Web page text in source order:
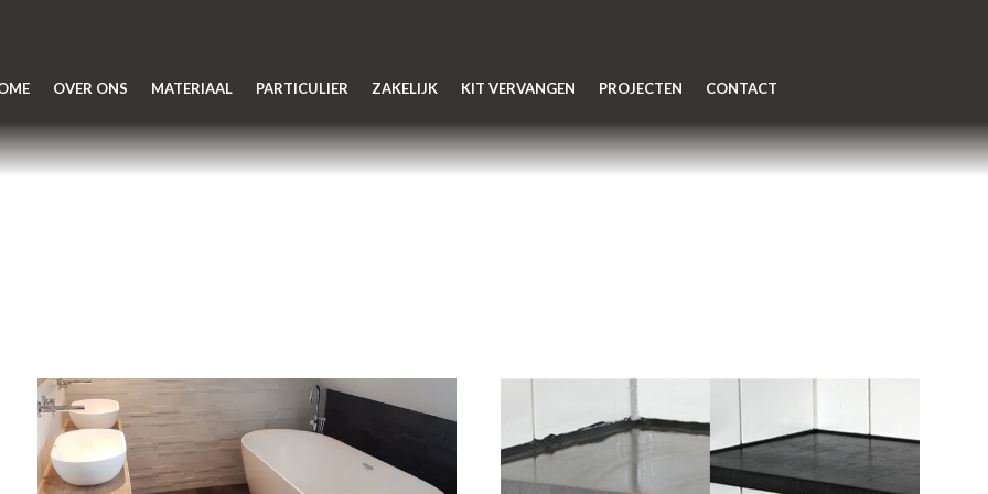
OVER ONS MATERIAAL PARTICULIER ZAKELIJK KIT VERVANGEN PROJECTEN CONTACT